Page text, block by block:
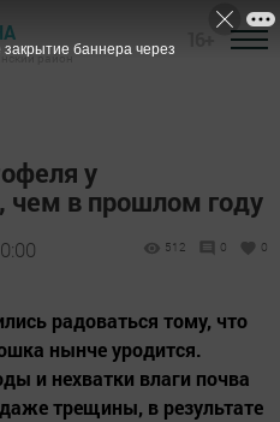
район
у
в прошлом году
512 0 0
радоваться тому, что
нынче уродится.
и нехватки влаги почва
трещины, в результате
закрытие баннера через